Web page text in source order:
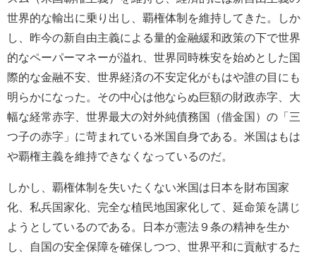
世界的な輸出に乗り出し、覇権体制を維持してきた。しか
し、昨今の新自由主義による量的金融緩和政策の下で世界
的なペーパーマネーが溢れ、世界同時株安を始めとした国
際的な金融不安、世界経済の不安定化がもはや誰の目にも
明らかになった。その中心は他ならぬ巨額の財政赤字、大
幅な経常赤字、世界最大の対外純債務国（借金国）の「三
つ子の赤字」に苛まれている米国自身である。米国はもは
や覇権主義を維持できなくなっているのだ。
しかし、覇権体制を失いたくない米国は日本を財布国家
化、私兵国家化、完全な植民地国家化して、延命策を講じ
ようとしているのである。日本が憲法９条の精神を生か
し、自国の安全保障を確保しつつ、世界平和に貢献するた